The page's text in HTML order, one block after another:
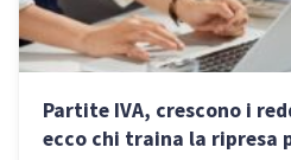
Partite IVA, crescono i
ecco chi traina la ripresa